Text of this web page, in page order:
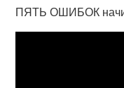
ПЯТЬ ОШИБОК